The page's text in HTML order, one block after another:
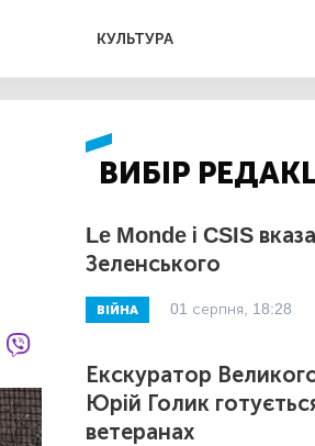
КУЛЬТУРА
ВИБІР
Le Monde і CSIS
Зеленського
ВІЙНА 01 серпня, 18:28
Екскуратор
Юрій Голик
ветеранах